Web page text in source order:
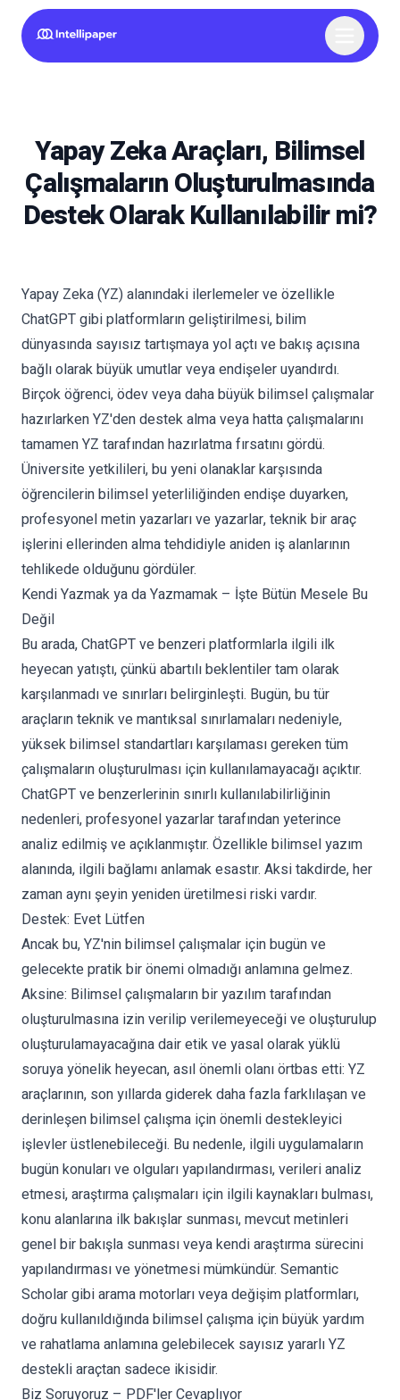
Yapay Zeka Araçları, Bilimsel
Çalışmaların Oluşturulmasında
Destek Olarak Kullanılabilir mi?
Yapay Zeka (YZ) alanındaki ilerlemeler ve özellikle
ChatGPT gibi platformların geliştirilmesi, bilim
dünyasında sayısız tartışmaya yol açtı ve bakış açısına
bağlı olarak büyük umutlar veya endişeler uyandırdı.
Birçok öğrenci, ödev veya daha büyük bilimsel çalışmalar
hazırlarken YZ'den destek alma veya hatta çalışmalarını
tamamen YZ tarafından hazırlatma fırsatını gördü.
Üniversite yetkilileri, bu yeni olanaklar karşısında
öğrencilerin bilimsel yeterliliğinden endişe duyarken,
profesyonel metin yazarları ve yazarlar, teknik bir araç
işlerini ellerinden alma tehdidiyle aniden iş alanlarının
tehlikede olduğunu gördüler.
Kendi Yazmak ya da Yazmamak – İşte Bütün Mesele Bu
Değil
Bu arada, ChatGPT ve benzeri platformlarla ilgili ilk
heyecan yatıştı, çünkü abartılı beklentiler tam olarak
karşılanmadı ve sınırları belirginleşti. Bugün, bu tür
araçların teknik ve mantıksal sınırlamaları nedeniyle,
yüksek bilimsel standartları karşılaması gereken tüm
çalışmaların oluşturulması için kullanılamayacağı açıktır.
ChatGPT ve benzerlerinin sınırlı kullanılabilirliğinin
nedenleri, profesyonel yazarlar tarafından yeterince
analiz edilmiş ve açıklanmıştır. Özellikle bilimsel yazım
alanında, ilgili bağlamı anlamak esastır. Aksi takdirde, her
zaman aynı şeyin yeniden üretilmesi riski vardır.
Destek: Evet Lütfen
Ancak bu, YZ'nin bilimsel çalışmalar için bugün ve
gelecekte pratik bir önemi olmadığı anlamına gelmez.
Aksine: Bilimsel çalışmaların bir yazılım tarafından
oluşturulmasına izin verilip verilemeyeceği ve oluşturulup
oluşturulamayacağına dair etik ve yasal olarak yüklü
soruya yönelik heyecan, asıl önemli olanı örtbas etti: YZ
araçlarının, son yıllarda giderek daha fazla farklılaşan ve
derinleşen bilimsel çalışma için önemli destekleyici
işlevler üstlenebileceği. Bu nedenle, ilgili uygulamaların
bugün konuları ve olguları yapılandırması, verileri analiz
etmesi, araştırma çalışmaları için ilgili kaynakları bulması,
konu alanlarına ilk bakışlar sunması, mevcut metinleri
genel bir bakışla sunması veya kendi araştırma sürecini
yapılandırması ve yönetmesi mümkündür. Semantic
Scholar gibi arama motorları veya değişim platformları,
doğru kullanıldığında bilimsel çalışma için büyük yardım
ve rahatlama anlamına gelebilecek sayısız yararlı YZ
destekli araçtan sadece ikisidir.
Biz Soruyoruz – PDF'ler Cevaplıyor